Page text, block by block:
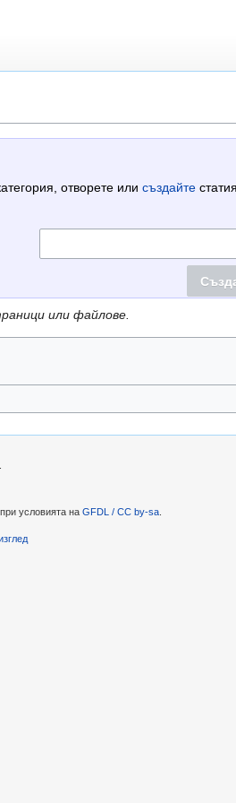
отворете или създайте
или файлове.
условията на GFDL / CC by-sa